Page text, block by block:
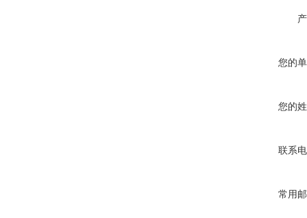
您的
您的
联系
常用